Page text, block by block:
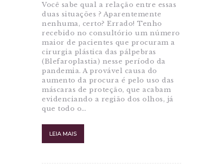
Você sabe qual a relação entre essas
duas situações ? Aparentemente
nenhuma, certo? Errado! Tenho
recebido no consultório um número
maior de pacientes que procuram a
cirurgia plástica das pálpebras
(Blefaroplastia) nesse período da
pandemia. A provável causa do
aumento da procura é pelo uso das
máscaras de proteção, que acabam
evidenciando a região dos olhos, já
que todo o…
LEIA MAIS